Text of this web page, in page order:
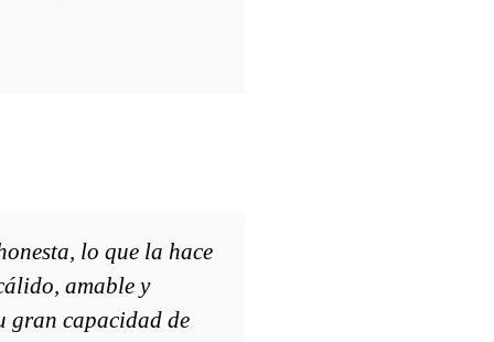
lo que la hace
amable y
gran capacidad de